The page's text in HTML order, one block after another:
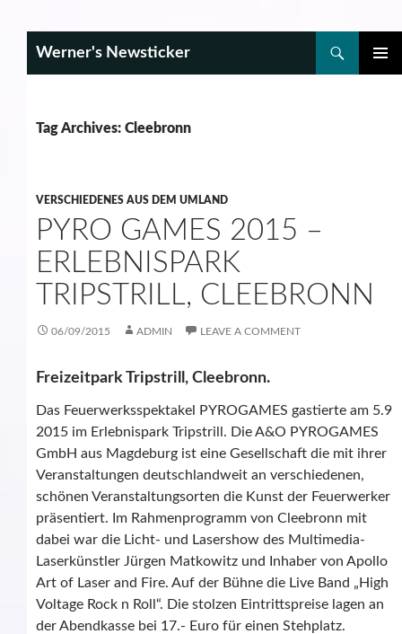
Werner's Newsticker
Tag Archives: Cleebronn
VERSCHIEDENES AUS DEM UMLAND
PYRO GAMES 2015 –
ERLEBNISPARK
TRIPSTRILL, CLEEBRONN
06/09/2015 ADMIN LEAVE A COMMENT
Freizeitpark Tripstrill, Cleebronn.
Das Feuerwerksspektakel PYROGAMES gastierte am 5.9
2015 im Erlebnispark Tripstrill. Die A&O PYROGAMES
GmbH aus Magdeburg ist eine Gesellschaft die mit ihrer
Veranstaltungen deutschlandweit an verschiedenen,
schönen Veranstaltungsorten die Kunst der Feuerwerker
präsentiert. Im Rahmenprogramm von Cleebronn mit
dabei war die Licht- und Lasershow des Multimedia-
Laserkünstler Jürgen Matkowitz und Inhaber von Apollo
Art of Laser and Fire. Auf der Bühne die Live Band „High
Voltage Rock n Roll“. Die stolzen Eintrittspreise lagen an
der Abendkasse bei 17.- Euro für einen Stehplatz.